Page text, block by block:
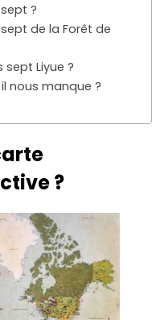
?
de la Forêt de
Liyue ?
nous manque ?
?